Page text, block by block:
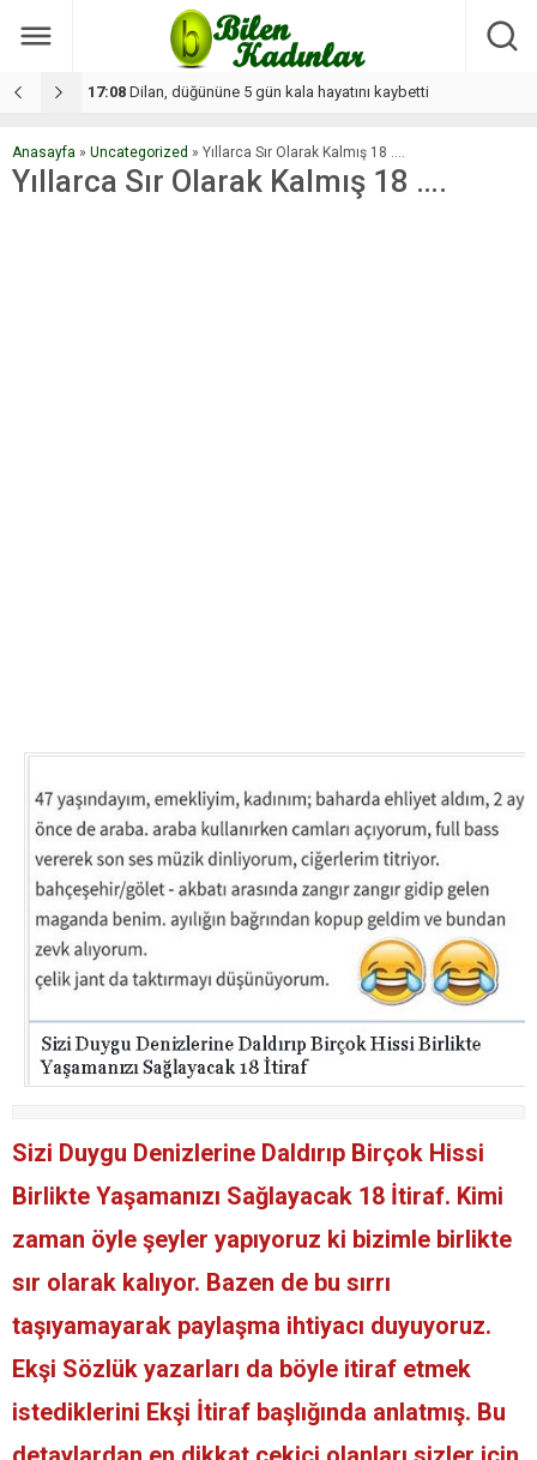
17:08 Dilan, düğününe 5 gün kala hayatını kaybetti
Anasayfa » Uncategorized » Yıllarca Sır Olarak Kalmış 18 ….
Yıllarca Sır Olarak Kalmış 18 ….
Sizi Duygu Denizlerine Daldırıp Birçok Hissi
Birlikte Yaşamanızı Sağlayacak 18 İtiraf. Kimi
zaman öyle şeyler yapıyoruz ki bizimle birlikte
sır olarak kalıyor. Bazen de bu sırrı
taşıyamayarak paylaşma ihtiyacı duyuyoruz.
Ekşi Sözlük yazarları da böyle itiraf etmek
istediklerini Ekşi İtiraf başlığında anlatmış. Bu